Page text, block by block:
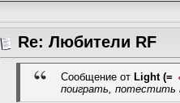
Re: Любители RF
Сообщение от Light (=
поиграть, потестить